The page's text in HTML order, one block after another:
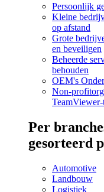
Persoonlijk
Kleine
op afstand
Grote
en beveiligen
Beheerde
behouden
OEM's
Non-
Per
gesorteerd
Automotive
Landbouw
Logistiek